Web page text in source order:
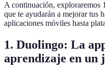
A continuación, exploraremos
que te ayudarán a mejorar tus
aplicaciones móviles hasta
1. Duolingo: La
aprendizaje en un